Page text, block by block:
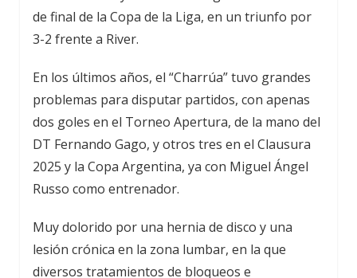
de final de la Copa de la Liga, en un triunfo por
3-2 frente a River.
En los últimos años, el “Charrúa” tuvo grandes
problemas para disputar partidos, con apenas
dos goles en el Torneo Apertura, de la mano del
DT Fernando Gago, y otros tres en el Clausura
2025 y la Copa Argentina, ya con Miguel Ángel
Russo como entrenador.
Muy dolorido por una hernia de disco y una
lesión crónica en la zona lumbar, en la que
diversos tratamientos de bloqueos e